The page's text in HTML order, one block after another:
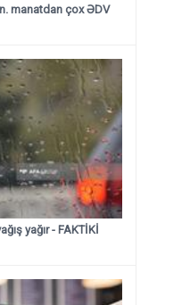
manatdan çox ƏDV
yağır - FAKTİKİ